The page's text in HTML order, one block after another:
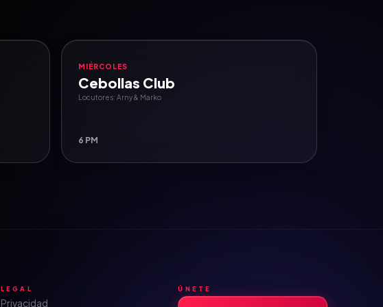
MIÉRCOLES
Cebollas Club
Locutores: Arny & Marko
6 PM
LEGAL
Privacidad
ÚNETE